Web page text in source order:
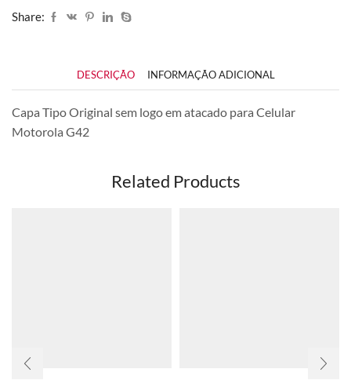
Share:
DESCRIÇÃO INFORMAÇÃO ADICIONAL
Capa Tipo Original sem logo em atacado para Celular
Motorola G42
Related Products